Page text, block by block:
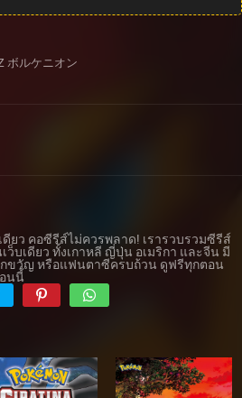
ボルケニオン
ยว คอซีรีส์ไม่ควรพลาด! เรารวบรวมซีรีส์
บเดียว ทั้งเกาหลี ญี่ปุ่น อเมริกา และจีน มี
ขวัญ หรือแฟนตาซีครบถ้วน ดูฟรีทุกตอน
นนี้